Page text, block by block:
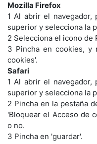
Mozilla Firefox
1 Al abrir el navegador,
superior y selecciona la
2 Selecciona el icono de
3 Pincha en cookies, y
cookies'.
Safari
1 Al abrir el navegador,
superior y selecciona la
2 Pincha en la pestaña
'Bloquear el Acceso de
o no.
3 Pincha en 'guardar'.